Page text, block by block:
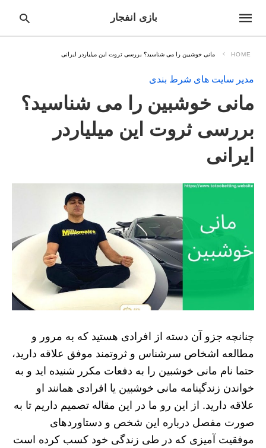
بازی انفجار
HOME مانی خوشبین را می شناسید؟ بررسی ثروت این میلیاردر ایرانی
مدیر سایت های شرط بندی
مانی خوشبین را می شناسید؟
بررسی ثروت این میلیاردر
ایرانی
چنانچه جزو آن دسته از افرادی هستید که به مرور و
مطالعه اشخاص سرشناس و ثروتمند موفق علاقه دارید،
حتما نام مانی خوشبین را به دفعات مکرر شنیده اید و به
خواندن زندگینامه مانی خوشبین یا افرادی همانند او
علاقه دارید. از این رو ما در این مقاله تصمیم داریم تا به
صورت مفصل درباره این شخص و دستاوردهای
موفقیت آمیزی که در طی زندگی خود کسب کرده است